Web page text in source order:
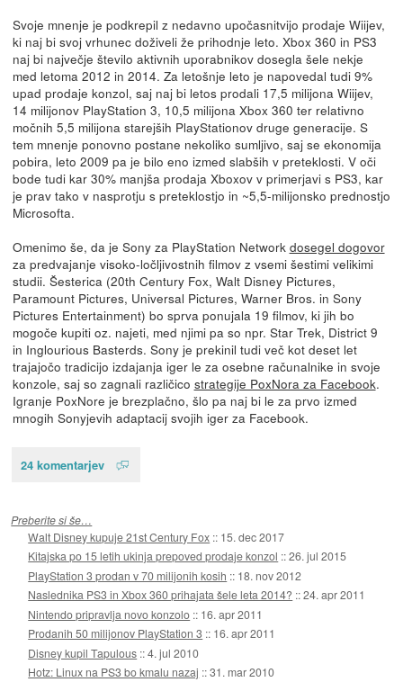
Svoje mnenje je podkrepil z nedavno upočasnitvijo prodaje Wiijev,
ki naj bi svoj vrhunec doživeli že prihodnje leto. Xbox 360 in PS3
naj bi največje število aktivnih uporabnikov dosegla šele nekje
med letoma 2012 in 2014. Za letošnje leto je napovedal tudi 9%
upad prodaje konzol, saj naj bi letos prodali 17,5 milijona Wiijev,
14 milijonov PlayStation 3, 10,5 milijona Xbox 360 ter relativno
močnih 5,5 milijona starejših PlayStationov druge generacije. S
tem mnenje ponovno postane nekoliko sumljivo, saj se ekonomija
pobira, leto 2009 pa je bilo eno izmed slabših v preteklosti. V oči
bode tudi kar 30% manjša prodaja Xboxov v primerjavi s PS3, kar
je prav tako v nasprotju s preteklostjo in ~5,5-milijonsko prednostjo
Microsofta.
Omenimo še, da je Sony za PlayStation Network dosegel dogovor
za predvajanje visoko-ločljivostnih filmov z vsemi šestimi velikimi
studii. Šesterica (20th Century Fox, Walt Disney Pictures,
Paramount Pictures, Universal Pictures, Warner Bros. in Sony
Pictures Entertainment) bo sprva ponujala 19 filmov, ki jih bo
mogoče kupiti oz. najeti, med njimi pa so npr. Star Trek, District 9
in Inglourious Basterds. Sony je prekinil tudi več kot deset let
trajajočo tradicijo izdajanja iger le za osebne računalnike in svoje
konzole, saj so zagnali različico strategije PoxNora za Facebook.
Igranje PoxNore je brezplačno, šlo pa naj bi le za prvo izmed
mnogih Sonyjevih adaptacij svojih iger za Facebook.
24 komentarjev
Preberite si še…
Walt Disney kupuje 21st Century Fox :: 15. dec 2017
Kitajska po 15 letih ukinja prepoved prodaje konzol ::26. jul 2015
PlayStation 3 prodan v 70 milijonih kosih :: 18. nov 2012
Naslednika PS3 in Xbox 360 prihajata šele leta 2014? ::24. apr 2011
Nintendo pripravlja novo konzolo :: 16. apr 2011
Prodanih 50 milijonov PlayStation 3 :: 16. apr 2011
Disney kupil Tapulous ::4. jul 2010
Hotz: Linux na PS3 bo kmalu nazaj ::31. mar 2010